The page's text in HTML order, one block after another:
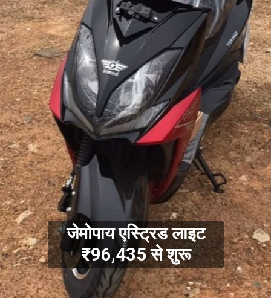
जेमोपाय एस्ट्रिड लाइट
₹96,435 से शुरू